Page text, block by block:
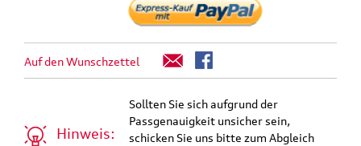
Auf den Wunschzettel
Hinweis:
Sollten Sie sich aufgrund der
Passgenauigkeit unsicher sein,
schicken Sie uns bitte zum Abgleich